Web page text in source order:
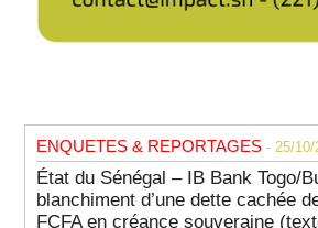
ENQUETES & REPORTAGES - 25/10/
État du Sénégal – IB Bank Togo/
blanchiment d’une dette cachée
FCFA en créance souveraine